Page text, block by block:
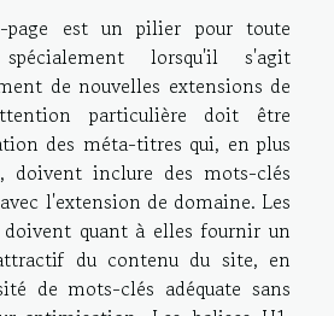
page est un pilier pour toute
lorsqu'il s'agit
de nouvelles extensions de
particulière doit être
des méta-titres qui, en plus
doivent inclure des mots-clés
l'extension de domaine. Les
quant à elles fournir un
du contenu du site, en
de mots-clés adéquate sans